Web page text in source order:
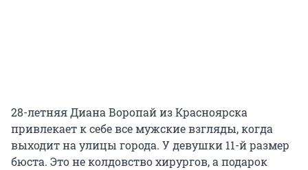
28-летняя Диана Воропай из Красноярска
привлекает к себе все мужские взгляды, когда
выходит на улицы города. У девушки 11-й размер
бюста. Это не колдовство хирургов, а подарок